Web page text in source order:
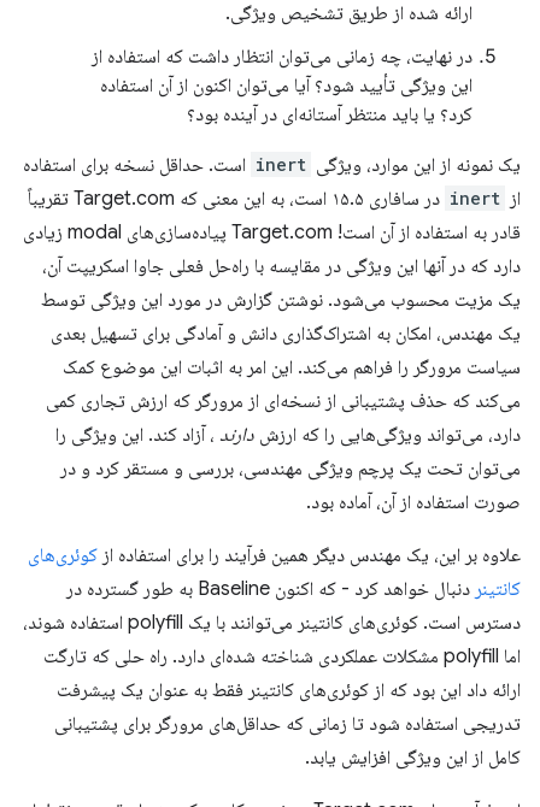
ارائه شده از طریق تشخیص ویژگی.
در نهایت، چه زمانی می‌توان انتظار داشت که استفاده از
این ویژگی تأیید شود؟ آیا می‌توان اکنون از آن استفاده
کرد؟ یا باید منتظر آستانه‌ای در آینده بود؟
یک نمونه از این موارد، ویژگی inert است. حداقل نسخه برای استفاده
از inert
در سافاری ۱۵.۵ است، به این معنی که Target.com تقریباً
قادر به استفاده از آن است! Target.com پیاده‌سازی‌های modal زیادی
دارد که در آنها این ویژگی در مقایسه با راه‌حل فعلی جاوا اسکریپت آن،
یک مزیت محسوب می‌شود. نوشتن گزارش در مورد این ویژگی توسط
یک مهندس، امکان به اشتراک‌گذاری دانش و آمادگی برای تسهیل بعدی
سیاست مرورگر را فراهم می‌کند. این امر به اثبات این موضوع کمک
می‌کند که حذف پشتیبانی از نسخه‌ای از مرورگر که ارزش تجاری کمی
دارد، می‌تواند ویژگی‌هایی را که ارزش دارند ، آزاد کند. این ویژگی را
می‌توان تحت یک پرچم ویژگی مهندسی، بررسی و مستقر کرد و در
صورت استفاده از آن، آماده بود.
علاوه بر این، یک مهندس دیگر همین فرآیند را برای استفاده از کوئری‌های
کانتینر
دنبال خواهد کرد - که اکنون Baseline به طور گسترده در
دسترس است. کوئری‌های کانتینر می‌توانند با یک polyfill استفاده شوند،
اما polyfill مشکلات عملکردی شناخته شده‌ای دارد. راه حلی که تارگت
ارائه داد این بود که از کوئری‌های کانتینر فقط به عنوان یک پیشرفت
تدریجی استفاده شود تا زمانی که حداقل‌های مرورگر برای پشتیبانی
کامل از این ویژگی افزایش یابد.